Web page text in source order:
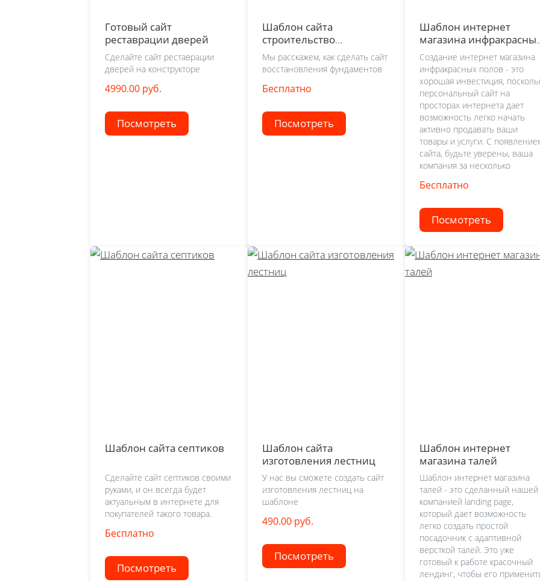
Готовый сайт
реставрации дверей
Сделайте сайт реставрации
дверей на конструкторе
4990.00 руб.
Посмотреть
Шаблон сайта
строительство
фундамента
Мы расскажем, как сделать сайт
восстановления фундаментов
Бесплатно
Посмотреть
Шаблон интернет
магазина инфракрасных
полов
Создание интернет магазина
инфракрасных полов - это
хорошая инвестиция,
персональный сайт на
просторах интернета дает
возможность легко начать
активно продавать ваши
товары и услуги. С
сайта, будьте уверены, ваша
компания за несколько
Бесплатно
Посмотреть
Шаблон сайта септиков
Сделайте сайт септиков своими
руками, и он всегда будет
актуальным в интернете для
покупателей такого товара.
Бесплатно
Посмотреть
Шаблон сайта
изготовления лестниц
У нас вы сможете создать сайт
изготовления лестниц на
шаблоне
490.00 руб.
Посмотреть
Шаблон интернет
магазина талей
Шаблон интернет магазина
талей - это сделанный нашей
компанией landing page,
который дает возможность
легко создать простой
посадочник с адаптивной
версткой талей. Это уже
готовый к работе красочный
лендинг, чтобы его